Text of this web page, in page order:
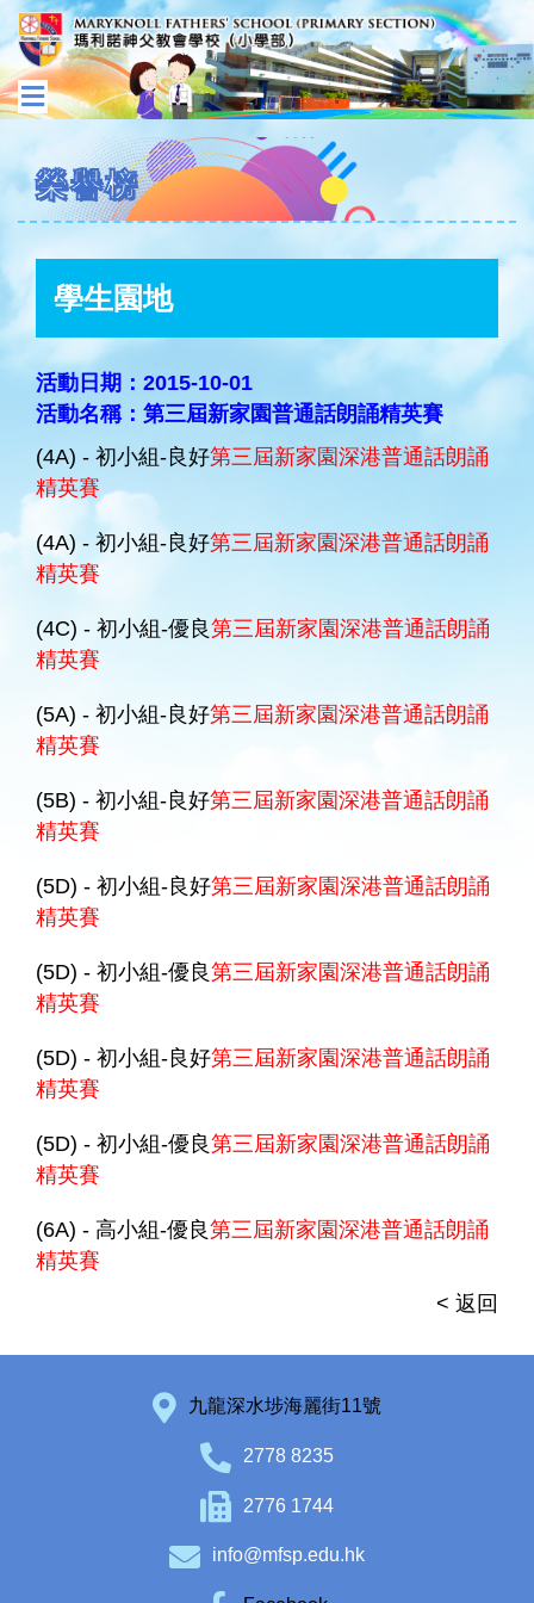
榮譽榜
學生園地
活動日期：2015-10-01
活動名稱：第三屆新家園普通話朗誦精英賽
(4A) - 初小組-良好第三屆新家園深港普通話朗誦
精英賽
(4A) - 初小組-良好第三屆新家園深港普通話朗誦
精英賽
(4C) - 初小組-優良第三屆新家園深港普通話朗誦
精英賽
(5A) - 初小組-良好第三屆新家園深港普通話朗誦
精英賽
(5B) - 初小組-良好第三屆新家園深港普通話朗誦
精英賽
(5D) - 初小組-良好第三屆新家園深港普通話朗誦
精英賽
(5D) - 初小組-優良第三屆新家園深港普通話朗誦
精英賽
(5D) - 初小組-良好第三屆新家園深港普通話朗誦
精英賽
(5D) - 初小組-優良第三屆新家園深港普通話朗誦
精英賽
(6A) - 高小組-優良第三屆新家園深港普通話朗誦
精英賽
< 返回
九龍深水埗海麗街11號
2778 8235
2776 1744
info@mfsp.edu.hk